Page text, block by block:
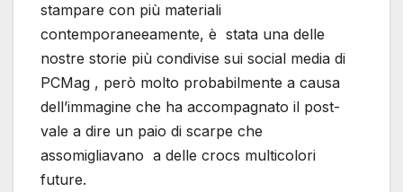
stampare con più materiali
contemporaneeamente, è stata una delle
nostre storie più condivise sui social media di
PCMag , però molto probabilmente a causa
dell’immagine che ha accompagnato il post-
vale a dire un paio di scarpe che
assomigliavano a delle crocs multicolori
future.